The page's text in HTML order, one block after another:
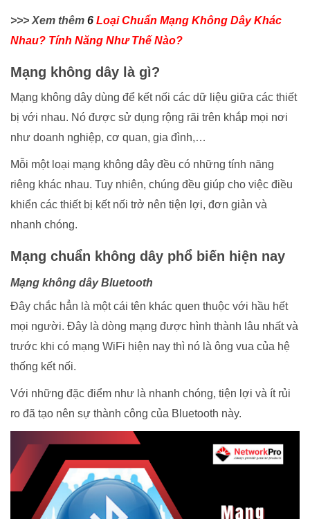
>>> Xem thêm 6 Loại Chuẩn Mạng Không Dây Khác
Nhau? Tính Năng Như Thế Nào?
Mạng không dây là gì?
Mạng không dây dùng để kết nối các dữ liệu giữa các thiết
bị với nhau. Nó được sử dụng rộng rãi trên khắp mọi nơi
như doanh nghiệp, cơ quan, gia đình,…
Mỗi một loại mạng không dây đều có những tính năng
riêng khác nhau. Tuy nhiên, chúng đều giúp cho việc điều
khiển các thiết bị kết nối trở nên tiện lợi, đơn giản và
nhanh chóng.
Mạng chuẩn không dây phổ biến hiện nay
Mạng không dây Bluetooth
Đây chắc hẳn là một cái tên khác quen thuộc với hầu hết
mọi người. Đây là dòng mạng được hình thành lâu nhất và
trước khi có mạng WiFi hiện nay thì nó là ông vua của hệ
thống kết nối.
Với những đặc điểm như là nhanh chóng, tiện lợi và ít rủi
ro đã tạo nên sự thành công của Bluetooth này.